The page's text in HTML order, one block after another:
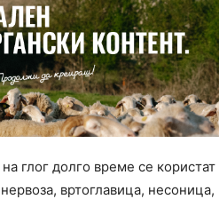
глог долго време се
вртоглавица,